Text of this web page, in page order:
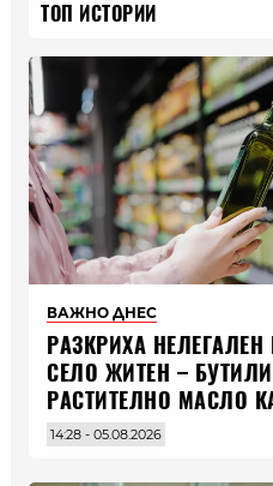
ТОП ИСТОРИИ
ВАЖНО ДНЕС
РАЗКРИХА НЕЛЕГАЛЕН
СЕЛО ЖИТЕН –
РАСТИТЕЛНО МАСЛО
VIRGIN ЗЕХТИН
14:28 - 05.08.2026